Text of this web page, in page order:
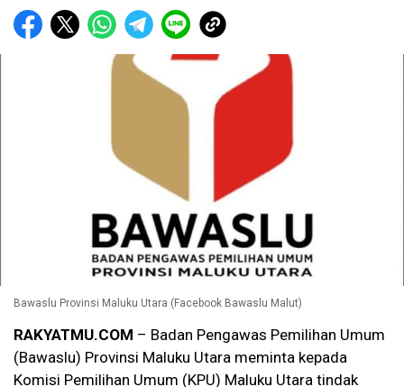
Bawaslu Provinsi Maluku Utara (Facebook Bawaslu Malut)
RAKYATMU.COM – Badan Pengawas Pemilihan Umum
(Bawaslu) Provinsi Maluku Utara meminta kepada
Komisi Pemilihan Umum (KPU) Maluku Utara tindak